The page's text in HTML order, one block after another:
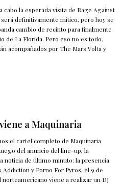
cabo la esperada visita de Rage Against
definitivamente mítico, pero hoy se
cambio de recinto para finalmente
de La Florida. Pero eso no es todo,
acompañados por The Mars Volta y
a Maquinaria
el cartel completo de Maquinaria
del anuncio del line-up, la
noticia de último minuto: la presencia
Addiction y Porno For Pyros, el 9 de
viene a realizar un DJ